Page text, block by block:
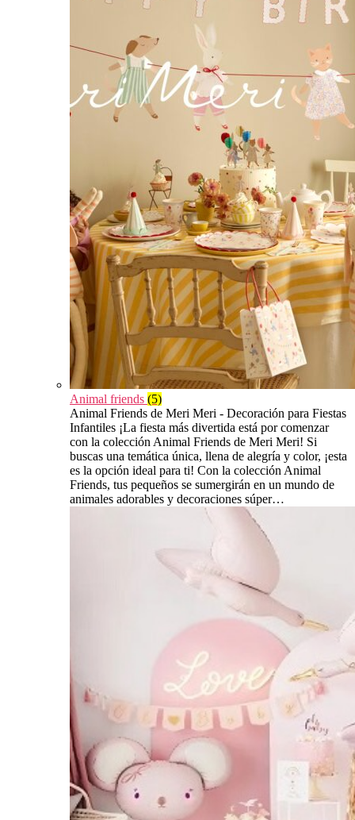
Animal friends (5)
Animal Friends de Meri Meri - Decoración para Fiestas
Infantiles ¡La fiesta más divertida está por comenzar
con la colección Animal Friends de Meri Meri! Si
buscas una temática única, llena de alegría y color, ¡esta
es la opción ideal para ti! Con la colección Animal
Friends, tus pequeños se sumergirán en un mundo de
animales adorables y decoraciones súper…